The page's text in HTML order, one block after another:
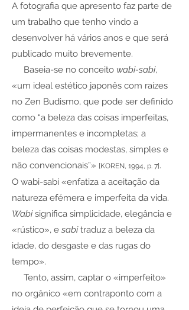
A fotografia que apresento faz parte de
um trabalho que tenho vindo a
desenvolver há vários anos e que será
publicado muito brevemente.
Baseia-se no conceito wabi-sabi,
«um ideal estético japonês com raízes
no Zen Budismo, que pode ser definido
como “a beleza das coisas imperfeitas,
impermanentes e incompletas; a
beleza das coisas modestas, simples e
não convencionais”» [KOREN, 1994, p. 7] .
O wabi-sabi «enfatiza a aceitação da
natureza efémera e imperfeita da vida.
Wabisignifica simplicidade, elegância e
«rústico», e sabitraduz a beleza da
idade, do desgaste e das rugas do
tempo».
Tento, assim, captar o «imperfeito»
no orgânico «em contraponto com a